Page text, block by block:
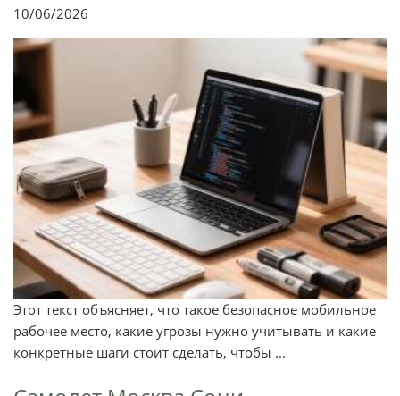
10/06/2026
Этот текст объясняет, что такое безопасное мобильное
рабочее место, какие угрозы нужно учитывать и какие
конкретные шаги стоит сделать, чтобы ...